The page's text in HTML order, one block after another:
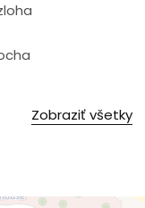
Zobraziť všetky